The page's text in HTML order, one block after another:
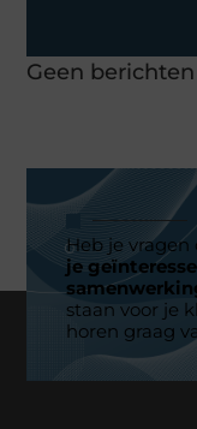
Geen
Heb je vragen
je
staan voor je
horen graag